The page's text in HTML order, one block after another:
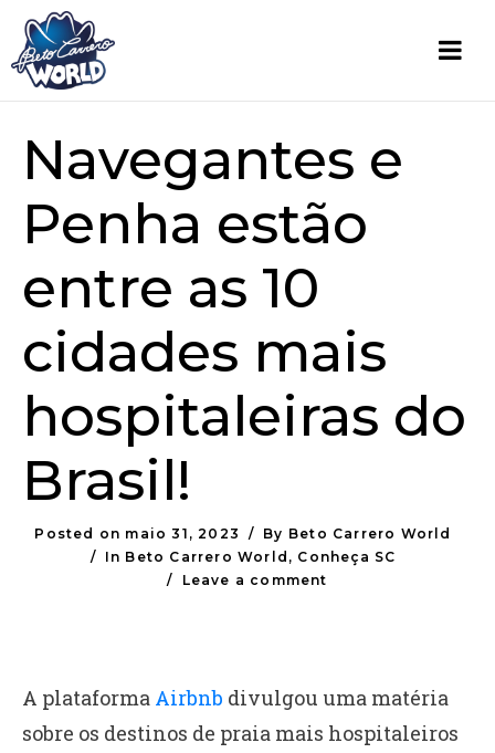
Navegantes e
Penha estão
entre as 10
cidades mais
hospitaleiras do
Brasil!
Posted on maio 31, 2023 By Beto Carrero World
In Beto Carrero World , Conheça SC
Leave a comment
A plataforma Airbnb divulgou uma matéria
sobre os destinos de praia mais hospitaleiros